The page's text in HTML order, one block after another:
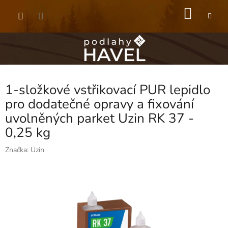
1-složkové vstřikovací PUR lepidlo
pro dodatečné opravy a fixování
uvolněných parket Uzin RK 37 -
0,25 kg
Značka: Uzin